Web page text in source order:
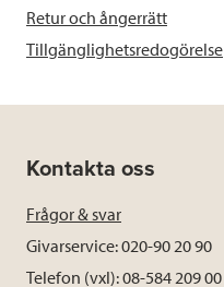
Retur och ångerrätt
Tillgänglighetsredogörelse
Kontakta oss
Frågor & svar
Givarservice: 020-90 20 90
Telefon (vxl): 08-584 209 00